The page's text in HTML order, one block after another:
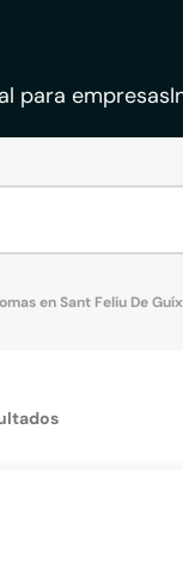
para empresas
en Sant Feliu De